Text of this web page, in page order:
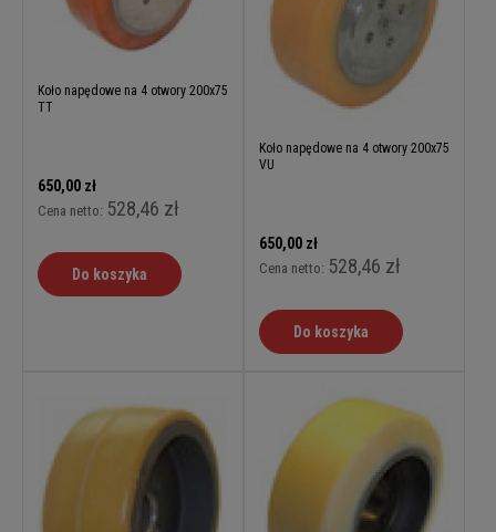
Koło napędowe na 4 otwory 200x75
TT
650,00 zł
Cena netto: 528,46 zł
Do koszyka
Koło napędowe na 4 otwory 200x75
VU
650,00 zł
Cena netto: 528,46 zł
Do koszyka